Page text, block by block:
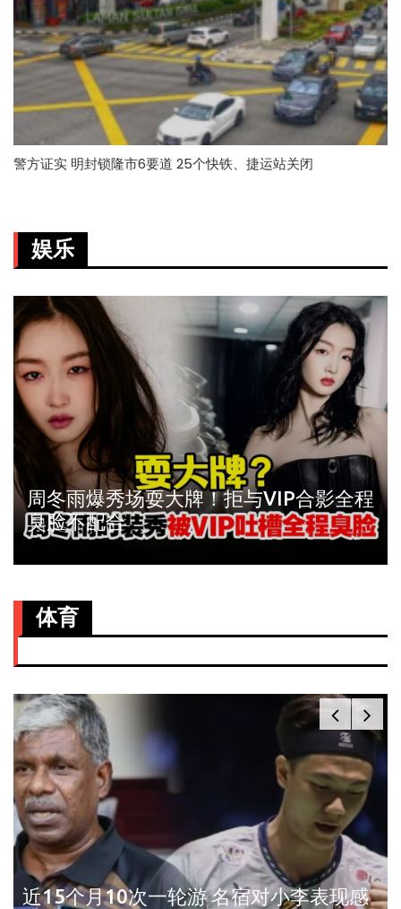
警方证实 明封锁隆市6要道 25个快铁、捷运站关闭
娱乐
周冬雨爆秀场耍大牌！拒与VIP合影全程
臭脸不配合
体育
近15个月10次一轮游 名宿对小李表现感